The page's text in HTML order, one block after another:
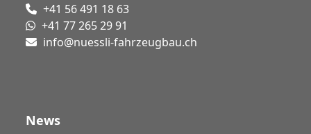
+41 56 491 18 63
+41 77 265 29 91
info@nuessli-fahrzeugbau.ch
News